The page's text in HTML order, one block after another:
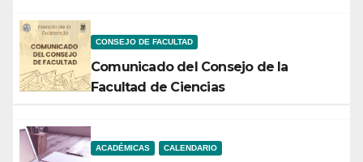
CONSEJO DE FACULTAD
Comunicado del Consejo de la
Facultad de Ciencias
ACADÉMICAS CALENDARIO